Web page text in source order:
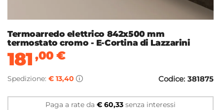
Termoarredo elettrico 842x500 mm
termostato cromo - E-Cortina di Lazzarini
181,00€
Spedizione: € 13,40 Codice: 381875
Paga a rate da € 60,33 senza interessi